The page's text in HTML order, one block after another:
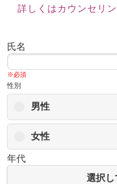
詳しくはカウンセリン
氏名
※必須
性別
男性
女性
年代
選択し